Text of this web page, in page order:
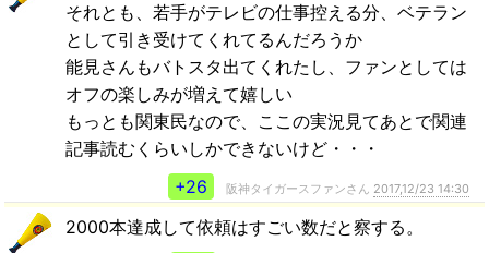
それとも、若手がテレビの仕事控える分、ベテラン
として引き受けてくれてるんだろうか
能見さんもバトスタ出てくれたし、ファンとしては
オフの楽しみが増えて嬉しい
もっとも関東民なので、ここの実況見てあとで関連
記事読むくらいしかできないけど・・・
+26
阪神タイガースファンさん 2017,12/23 14:30
2000本達成して依頼はすごい数だと察する。